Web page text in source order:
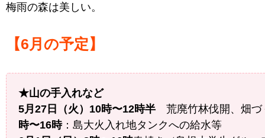
梅雨の森は美しい。
【6月の予定】
★山の手入れなど
5月27日（火）10時〜12時半 荒廃竹林伐開、畑づ
時〜16時：島大火入れ地タンクへの給水等